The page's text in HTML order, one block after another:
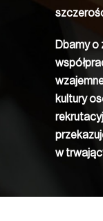
Dbamy o
kultury
w